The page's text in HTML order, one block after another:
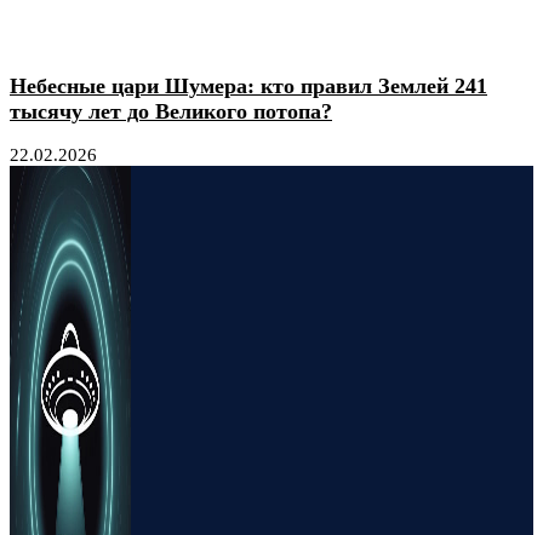
Небесные цари Шумера: кто правил Землей 241
тысячу лет до Великого потопа?
22.02.2026